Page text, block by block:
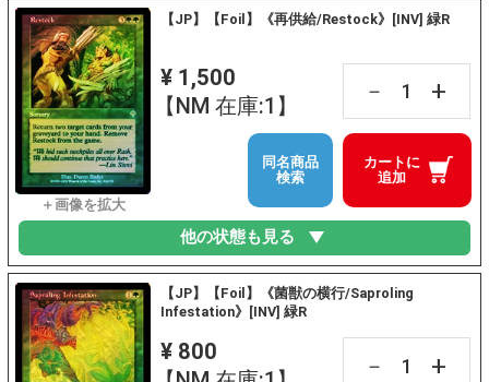
【JP】【Foil】《再供給/Restock》[INV] 緑R
¥ 1,500
【NM 在庫:1】
－ +
カートに
追加
同名商品
検索
他の状態も見る
【JP】【Foil】《菌獣の横行/Saproling
Infestation》[INV] 緑R
¥ 800
－ +